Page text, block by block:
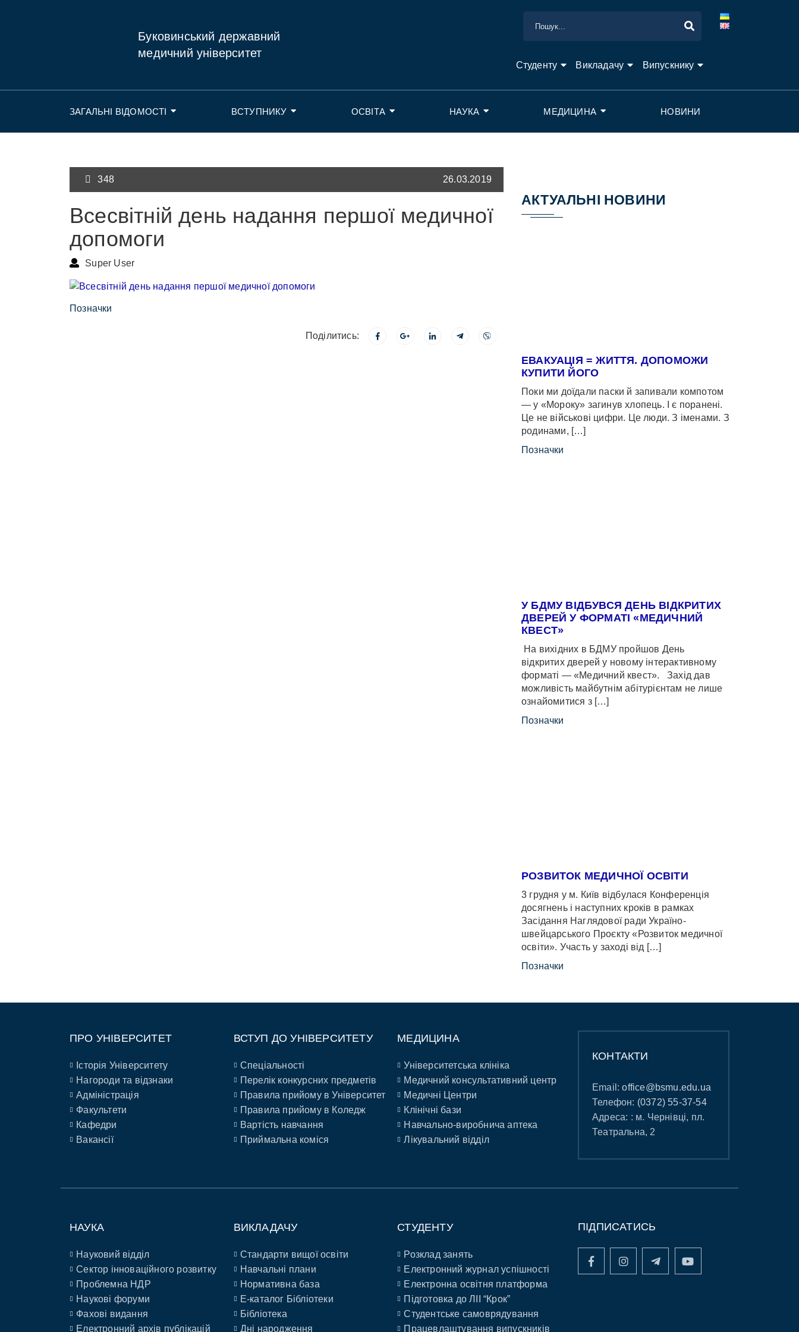
Буковинський державний
медичний університет
Студенту Викладачу Випускнику
ЗАГАЛЬНІ ВІДОМОСТІ ВСТУПНИКУ ОСВІТА НАУКА МЕДИЦИНА НОВИНИ
348 26.03.2019
Всесвітній день надання першої медичної
допомоги
Super User
Позначки
Поділитись:
АКТУАЛЬНІ НОВИНИ
ЕВАКУАЦІЯ = ЖИТТЯ. ДОПОМОЖИ
КУПИТИ ЙОГО
Поки ми доїдали паски й запивали компотом
— у «Мороку» загинув хлопець. І є поранені.
Це не військові цифри. Це люди. З іменами. З
родинами, […]
Позначки
У БДМУ ВІДБУВСЯ ДЕНЬ ВІДКРИТИХ
ДВЕРЕЙ У ФОРМАТІ «МЕДИЧНИЙ
КВЕСТ»
На вихідних в БДМУ пройшов День
відкритих дверей у новому інтерактивному
форматі — «Медичний квест». Захід дав
можливість майбутнім абітурієнтам не лише
ознайомитися з […]
Позначки
РОЗВИТОК МЕДИЧНОЇ ОСВІТИ
3 грудня у м. Київ відбулася Конференція
досягнень і наступних кроків в рамках
Засідання Наглядової ради Україно-
швейцарського Проєкту «Розвиток медичної
освіти». Участь у заході від […]
Позначки
ПРО УНІВЕРСИТЕТ
Історія Університету
Нагороди та відзнаки
Адміністрація
Факультети
Кафедри
Вакансії
ВСТУП ДО УНІВЕРСИТЕТУ
Спеціальності
Перелік конкурсних предметів
Правила прийому в Університет
Правила прийому в Коледж
Вартість навчання
Приймальна коміся
МЕДИЦИНА
Університетська клініка
Медичний консультативний центр
Медичні Центри
Клінічні бази
Навчально-виробнича аптека
Лікувальний відділ
КОНТАКТИ
Email:office@bsmu.edu.ua
Телефон: (0372) 55-37-54
Адреса: : м. Чернівці, пл.
Театральна, 2
НАУКА
Науковий відділ
Сектор інноваційного розвитку
Проблемна НДР
Наукові форуми
Фахові видання
Електронний архів публікацій
ВИКЛАДАЧУ
Стандарти вищої освіти
Навчальні плани
Нормативна база
E-каталог Бібліотеки
Бібліотека
Дні народження
СТУДЕНТУ
Розклад занять
Електронний журнал успішності
Електронна освітня платформа
Підготовка до ЛІІ “Крок”
Студентське самоврядування
Працевлаштування випускників
ПІДПИСАТИСЬ